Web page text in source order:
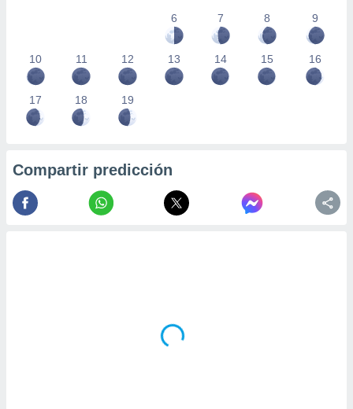
6
7 8 9
10 11 12 13 14 15 16
17 18 19
Compartir predicción